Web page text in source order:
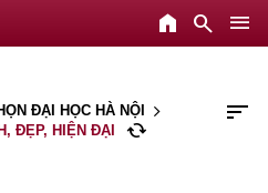
home search menu
ĐẠI HỌC HÀ NỘI arrow_forward_ios
ĐẸP, HIỆN ĐẠI cached
sort